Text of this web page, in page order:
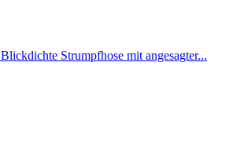
Blickdichte Strumpfhose mit angesagter...